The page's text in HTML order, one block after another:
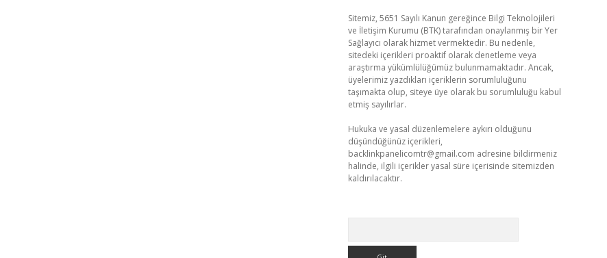
Sitemiz, 5651 Sayılı Kanun gereğince Bilgi Teknolojileri
ve İletişim Kurumu (BTK) tarafından onaylanmış bir Yer
Sağlayıcı olarak hizmet vermektedir. Bu nedenle,
sitedeki içerikleri proaktif olarak denetleme veya
araştırma yükümlülüğümüz bulunmamaktadır. Ancak,
üyelerimiz yazdıkları içeriklerin sorumluluğunu
taşımakta olup, siteye üye olarak bu sorumluluğu kabul
etmiş sayılırlar.
Hukuka ve yasal düzenlemelere aykırı olduğunu
düşündüğünüz içerikleri,
backlinkpanelicomtr@gmail.com adresine bildirmeniz
halinde, ilgili içerikler yasal süre içerisinde sitemizden
kaldırılacaktır.